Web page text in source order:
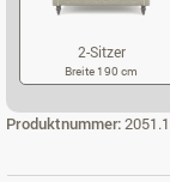
2-Sitzer
Breite 190 cm
Produktnummer: